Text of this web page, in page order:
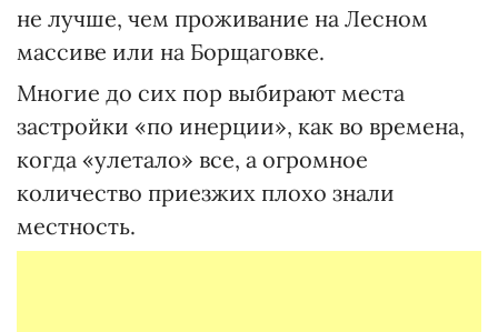
не лучше, чем проживание на Лесном
массиве или на Борщаговке.
Многие до сих пор выбирают места
застройки «по инерции», как во времена,
когда «улетало» все, а огромное
количество приезжих плохо знали
местность.